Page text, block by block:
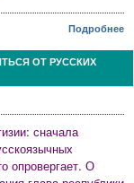
Подробнее
ОТ РУССКИХ
сначала
опровергает. О